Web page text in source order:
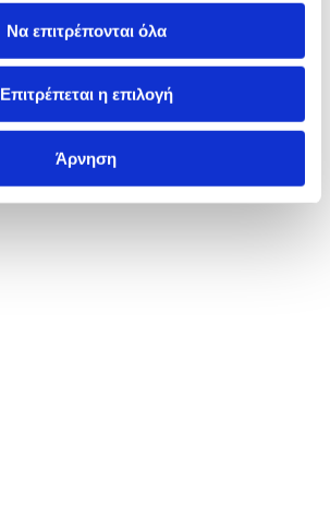
Να επιτρέπονται όλα
Επιτρέπεται η επιλογή
Άρνηση